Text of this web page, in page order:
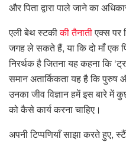
और पिता द्वारा पाले जाने का
एली बेथ स्टकीकी तैनातीएक्स पर
जगह ले सकते हैं, या कि दो माँ एक
निरर्थक है जितना यह कहना कि
समान अतार्किकता यह है कि पुरुष
उनका जीव विज्ञान हमें इस बारे में
को कैसे कार्य करना चाहिए।
अपनी टिप्पणियाँ साझा करते हुए,